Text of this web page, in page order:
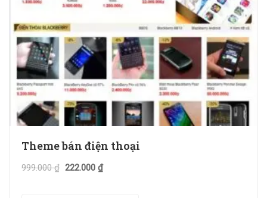
Theme bán điện thoại
999.000₫ 222.000 ₫